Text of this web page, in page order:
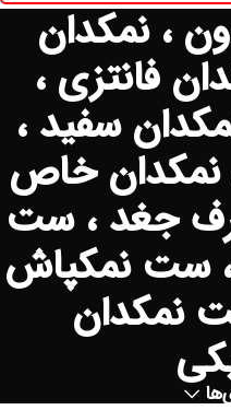
، نمکدان
فانتزی ،
سفید ،
نمکدان خاص
جغد ، ست
، ست نمکپاش
نمکدان